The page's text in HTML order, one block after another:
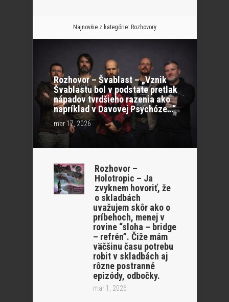
Najnovšie z kategórie: Rozhovory
Rozhovor – Švablast – „Vznik
Švablastu bol v podstate pretlak
nápadov tvrdšieho razenia ako
napríklad v Davovej Psychóze…“
mar 17, 2026
Rozhovor –
Holotropic – Ja
zvyknem hovoriť, že
o skladbách
uvažujem skôr ako o
príbehoch, menej v
rovine “sloha – bridge
– refrén”. Čiže mám
väčšinu času potrebu
robit v skladbách aj
rôzne postranné
epizódy, odbočky.
mar 1, 2026